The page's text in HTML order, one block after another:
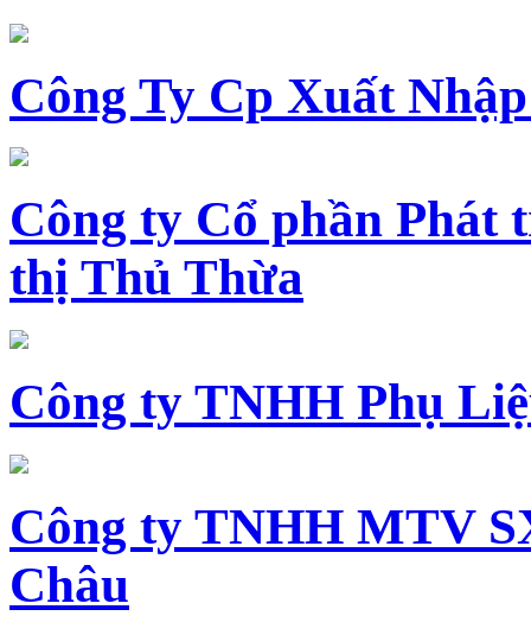
Công Ty Cp Xuất
Công ty Cổ phần Phát
thị Thủ Thừa
Công ty TNHH Phụ
Công ty TNHH MTV
Châu